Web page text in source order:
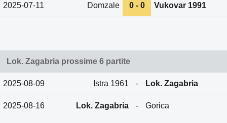
2025-07-11 Domzale 0 - 0 Vukovar 1991
Lok. Zagabria prossime 6 partite
2025-08-09 Istra 1961 - Lok. Zagabria
2025-08-16 Lok. Zagabria - Gorica